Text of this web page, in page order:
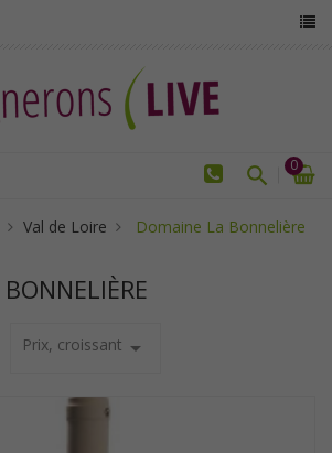
0
Val de Loire Domaine La Bonnelière
Prix, croissant arrow_drop_down